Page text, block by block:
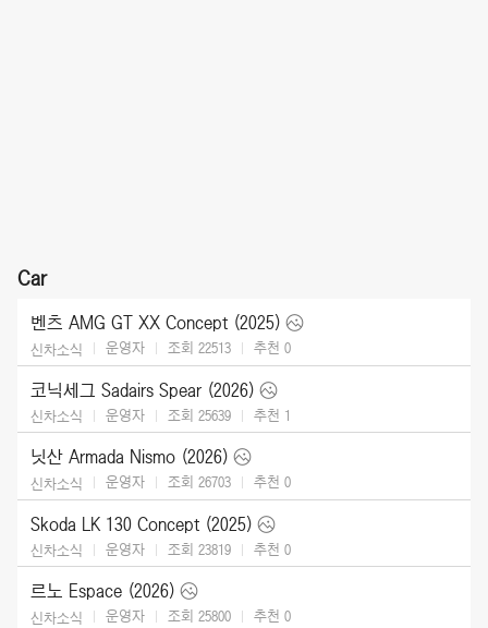
Car
벤츠 AMG GT XX Concept (2025)
신차소식 운영자 조회 22513 추천 0
코닉세그 Sadairs Spear (2026)
신차소식 운영자 조회 25639 추천 1
닛산 Armada Nismo (2026)
신차소식 운영자 조회 26703 추천 0
Skoda LK 130 Concept (2025)
신차소식 운영자 조회 23819 추천 0
르노 Espace (2026)
신차소식 운영자 조회 25800 추천 0